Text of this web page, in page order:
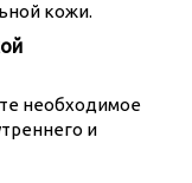
кожи.
необходимое
и